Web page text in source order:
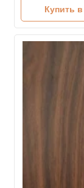
Купить